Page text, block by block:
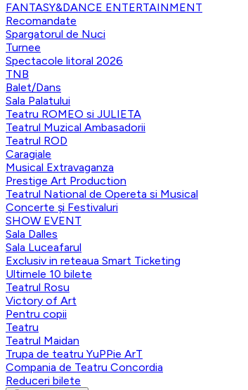
FANTASY&DANCE ENTERTAINMENT
Recomandate
Spargatorul de Nuci
Turnee
Spectacole litoral 2026
TNB
Balet/Dans
Sala Palatului
Teatru ROMEO si JULIETA
Teatrul Muzical Ambasadorii
Teatrul ROD
Caragiale
Musical Extravaganza
Prestige Art Production
Teatrul National de Opereta si Musical
Concerte și Festivaluri
SHOW EVENT
Sala Dalles
Sala Luceafarul
Exclusiv in reteaua Smart Ticketing
Ultimele 10 bilete
Teatrul Rosu
Victory of Art
Pentru copii
Teatru
Teatrul Maidan
Trupa de teatru YuPPie ArT
Compania de Teatru Concordia
Reduceri bilete